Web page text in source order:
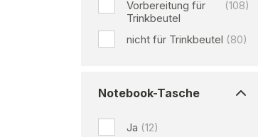
Vorbereitung für
Trinkbeutel
(108)
nicht für Trinkbeutel (80)
Notebook-Tasche
Ja (12)